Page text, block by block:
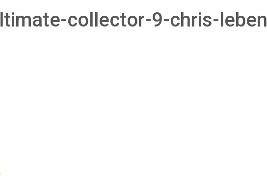
collector-9-chris-leben